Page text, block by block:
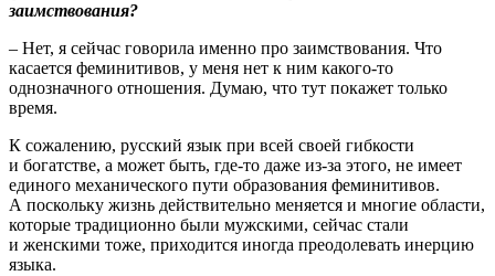
заимствования?
– Нет, я сейчас говорила именно про заимствования. Что
касается феминитивов, у меня нет к ним какого-то
однозначного отношения. Думаю, что тут покажет только
время.
К сожалению, русский язык при всей своей гибкости
и богатстве, а может быть, где-то даже из-за этого, не имеет
единого механического пути образования феминитивов.
А поскольку жизнь действительно меняется и многие области,
которые традиционно были мужскими, сейчас стали
и женскими тоже, приходится иногда преодолевать инерцию
языка.